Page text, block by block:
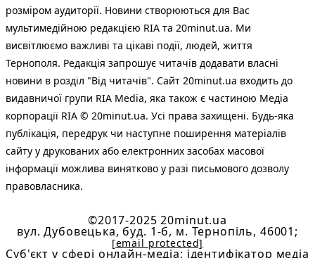
розміром аудиторії. Новини створюються для Вас
мультимедійною редакцією RIA та 20minut.ua. Ми
висвітлюємо важливі та цікаві події, людей, життя
Тернополя. Редакція запрошує читачів додавати власні
новини в розділ "Від читачів". Сайт 20minut.ua входить до
видавничої групи RIA Media, яка також є частиною Медіа
корпорації RIA © 20minut.ua. Усі права захищені. Будь-яка
публiкацiя, передрук чи наступне поширення матеріалів
сайту у друкованих або електронних засобах масової
інформації можлива винятково у разі письмового дозволу
правовласника.
©2017-2025 20minut.ua
вул. Дубовецька, буд. 1-б, м. Тернопіль, 46001;
[email protected]
Cуб'єкт у сфері онлайн-медіа; ідентифікатор медіа